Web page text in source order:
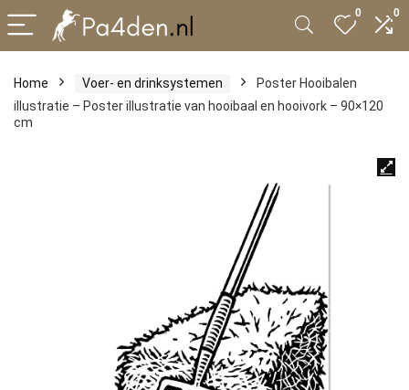
0 0
Home Voer- en drinksystemen
Poster Hooibalen
illustratie – Poster illustratie van hooibaal en hooivork – 90×120
cm